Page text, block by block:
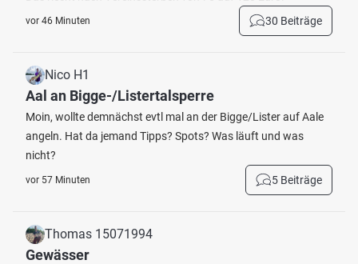
vor 46 Minuten 30 Beiträge
Nico H1
Aal an Bigge-/Listertalsperre
Moin, wollte demnächst evtl mal an der Bigge/Lister auf Aale
angeln. Hat da jemand Tipps? Spots? Was läuft und was
nicht?
vor 57 Minuten 5 Beiträge
Thomas 15071994
Gewässer